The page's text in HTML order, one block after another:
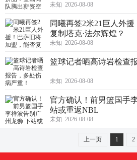
未知 2026-08-08
同曦再签2米21巨人外
复制塔克·法尔辉煌？
未知 2026-08-08
篮球记者晒高诗岩检查
未知 2026-08-08
官方确认！前男篮国手
站或重返NBL
未知 2026-08-08
上一页 1 2